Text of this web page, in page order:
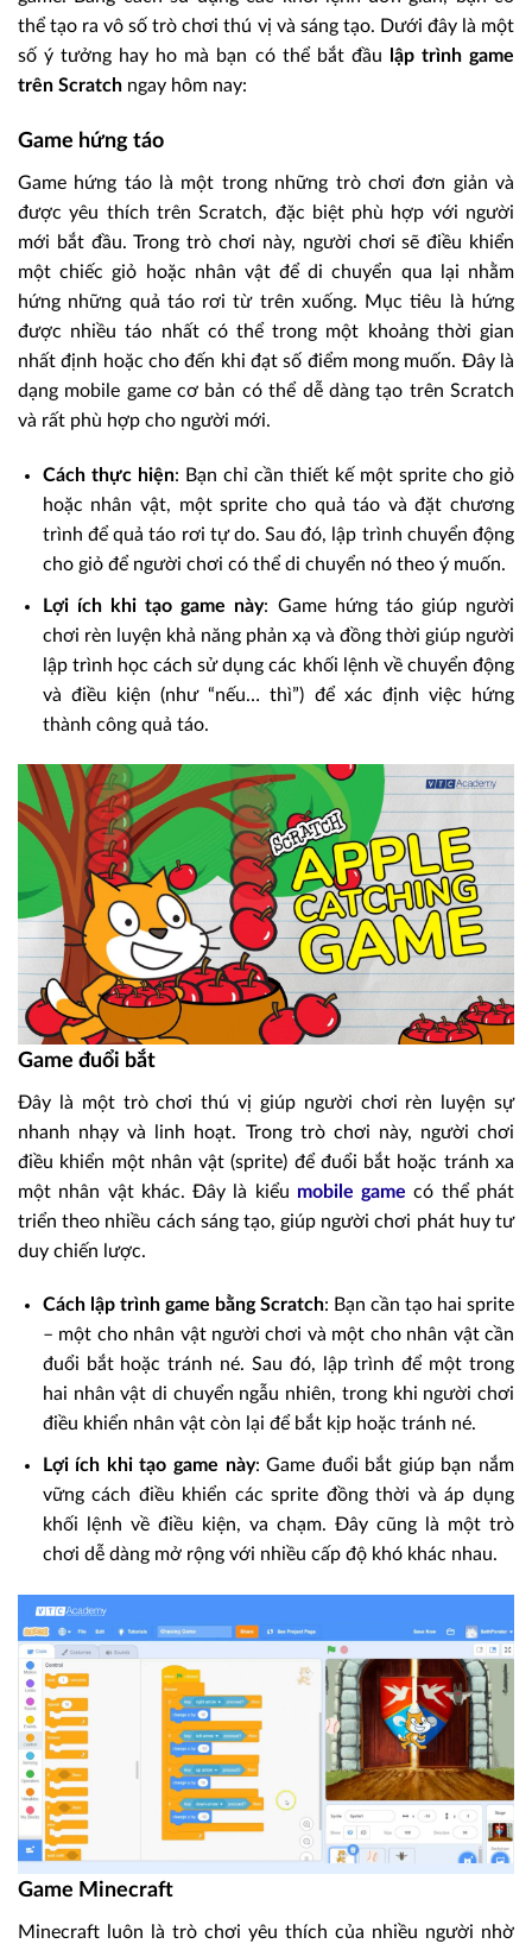
thể tạo ra vô số trò chơi thú vị và sáng tạo. Dưới đây là một
số ý tưởng hay ho mà bạn có thể bắt đầu lập trình game
trên Scratch ngay hôm nay:
Game hứng táo
Game hứng táo là một trong những trò chơi đơn giản và
được yêu thích trên Scratch, đặc biệt phù hợp với người
mới bắt đầu. Trong trò chơi này, người chơi sẽ điều khiển
một chiếc giỏ hoặc nhân vật để di chuyển qua lại nhằm
hứng những quả táo rơi từ trên xuống. Mục tiêu là hứng
được nhiều táo nhất có thể trong một khoảng thời gian
nhất định hoặc cho đến khi đạt số điểm mong muốn. Đây là
dạng mobile game cơ bản có thể dễ dàng tạo trên Scratch
và rất phù hợp cho người mới.
Cách thực hiện: Bạn chỉ cần thiết kế một sprite cho giỏ
hoặc nhân vật, một sprite cho quả táo và đặt chương
trình để quả táo rơi tự do. Sau đó, lập trình chuyển động
cho giỏ để người chơi có thể di chuyển nó theo ý muốn.
Lợi ích khi tạo game này: Game hứng táo giúp người
chơi rèn luyện khả năng phản xạ và đồng thời giúp người
lập trình học cách sử dụng các khối lệnh về chuyển động
và điều kiện (như “nếu… thì”) để xác định việc hứng
thành công quả táo.
Game đuổi bắt
Đây là một trò chơi thú vị giúp người chơi rèn luyện sự
nhanh nhạy và linh hoạt. Trong trò chơi này, người chơi
điều khiển một nhân vật (sprite) để đuổi bắt hoặc tránh xa
một nhân vật khác. Đây là kiểu mobile game có thể phát
triển theo nhiều cách sáng tạo, giúp người chơi phát huy tư
duy chiến lược.
Cách lập trình game bằng Scratch: Bạn cần tạo hai sprite
– một cho nhân vật người chơi và một cho nhân vật cần
đuổi bắt hoặc tránh né. Sau đó, lập trình để một trong
hai nhân vật di chuyển ngẫu nhiên, trong khi người chơi
điều khiển nhân vật còn lại để bắt kịp hoặc tránh né.
Lợi ích khi tạo game này: Game đuổi bắt giúp bạn nắm
vững cách điều khiển các sprite đồng thời và áp dụng
khối lệnh về điều kiện, va chạm. Đây cũng là một trò
chơi dễ dàng mở rộng với nhiều cấp độ khó khác nhau.
Game Minecraft
Minecraft luôn là trò chơi yêu thích của nhiều người nhờ